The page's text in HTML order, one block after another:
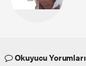
Okuyucu Yorumları